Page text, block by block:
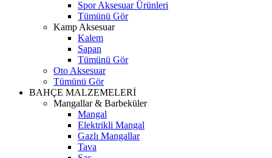
Spor Aksesuar Ürünleri
Tümünü Gör
Kamp Aksesuar
Kalem
Sapan
Tümünü Gör
Oto Aksesuar
Tümünü Gör
BAHÇE MALZEMELERİ
Mangallar & Barbeküler
Mangal
Elektrikli Mangal
Gazlı Mangallar
Tava